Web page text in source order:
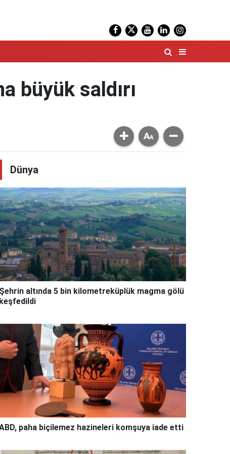
büyük saldırı
Dünya
Şehrin altında 5 bin kilometreküplük magma gölü
keşfedildi
paha biçilemez hazineleri komşuya iade etti